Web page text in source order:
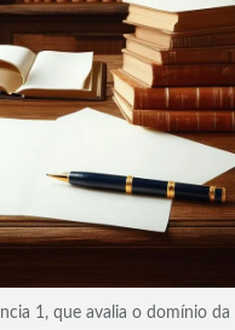
1, que avalia o domínio da